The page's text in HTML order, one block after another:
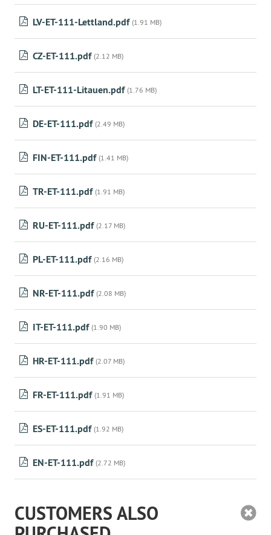
LV-ET-111-Lettland.pdf (1.91 MB)
CZ-ET-111.pdf (2.12 MB)
LT-ET-111-Litauen.pdf (1.76 MB)
DE-ET-111.pdf (2.49 MB)
FIN-ET-111.pdf (1.41 MB)
TR-ET-111.pdf (1.91 MB)
RU-ET-111.pdf (2.17 MB)
PL-ET-111.pdf (2.16 MB)
NR-ET-111.pdf (2.08 MB)
IT-ET-111.pdf (1.90 MB)
HR-ET-111.pdf (2.07 MB)
FR-ET-111.pdf (1.91 MB)
ES-ET-111.pdf (1.92 MB)
EN-ET-111.pdf (2.72 MB)
CUSTOMERS ALSO